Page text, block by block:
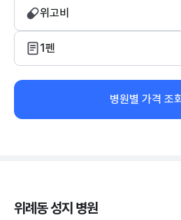
위고비
1펜
병원별 가격 조
위례동 성지 병원